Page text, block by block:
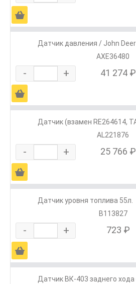
Ä
Датчик давления / John
AXE36480
- + 41 274 ₽
Ä
Датчик (взамен RE264614,
AL221876
- + 25 766 ₽
Ä
Датчик уровня топлива 55л.
В113827
- + 723 ₽
Ä
Датчик ВК-403 заднего